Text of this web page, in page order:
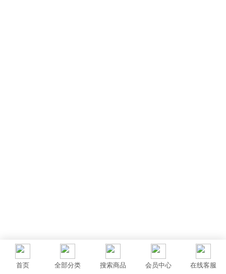
首页 全部分类 搜索商品 会员中心 在线客服